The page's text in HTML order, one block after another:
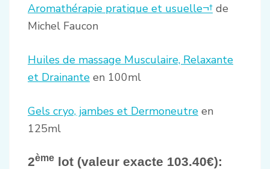
Aromathérapie pratique et usuelle¬† de
Michel Faucon
Huiles de massage Musculaire, Relaxante
et Drainante en 100ml
Gels cryo, jambes et Dermoneutre en
125ml
2ème lot (valeur exacte 103.40€):